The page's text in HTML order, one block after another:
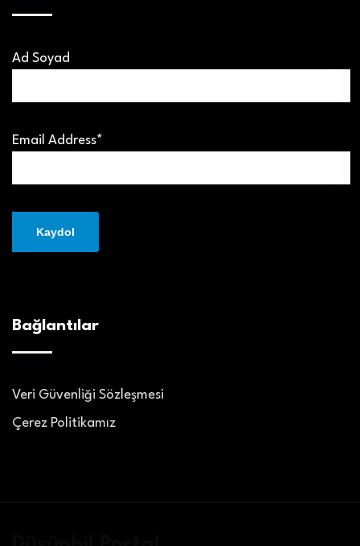
Ad Soyad
Email Address*
Bağlantılar
Veri Güvenliği Sözleşmesi
Çerez Politikamız